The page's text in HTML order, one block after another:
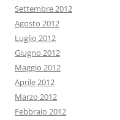
Settembre 2012
Agosto 2012
Luglio 2012
Giugno 2012
Maggio 2012
Aprile 2012
Marzo 2012
Febbraio 2012